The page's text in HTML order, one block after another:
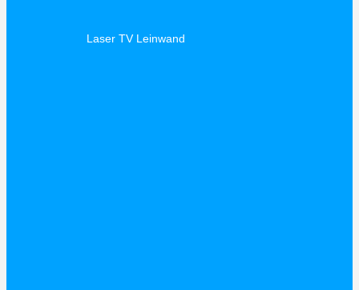
Laser TV Leinwand